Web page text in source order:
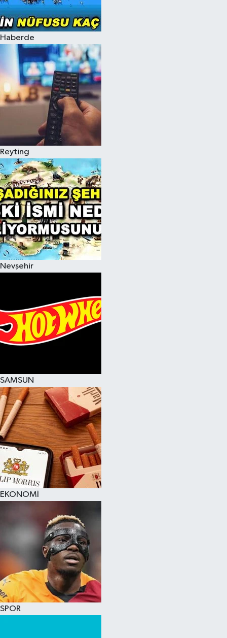
Haberde
Reyting
Nevşehir
SAMSUN
EKONOMİ
SPOR